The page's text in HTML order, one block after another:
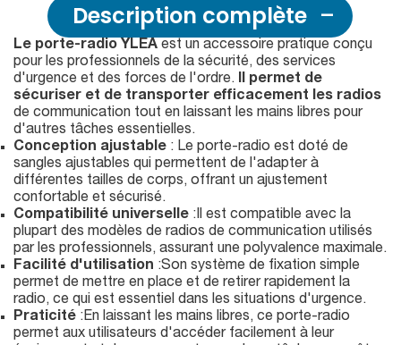
Description complète
Le porte-radio YLEA est un accessoire pratique conçu
pour les professionnels de la sécurité, des services
d'urgence et des forces de l'ordre. Il permet de
sécuriser et de transporter efficacement les radios
de communication tout en laissant les mains libres pour
d'autres tâches essentielles.
Conception ajustable : Le porte-radio est doté de
sangles ajustables qui permettent de l'adapter à
différentes tailles de corps, offrant un ajustement
confortable et sécurisé.
Compatibilité universelle :Il est compatible avec la
plupart des modèles de radios de communication utilisés
par les professionnels, assurant une polyvalence maximale.
Facilité d'utilisation :Son système de fixation simple
permet de mettre en place et de retirer rapidement la
radio, ce qui est essentiel dans les situations d'urgence.
Praticité :En laissant les mains libres, ce porte-radio
permet aux utilisateurs d'accéder facilement à leur